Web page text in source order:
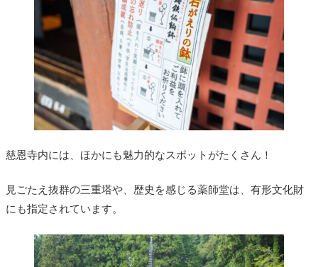
慈恩寺内には、ほかにも魅力的なスポットがたくさん！
見ごたえ抜群の三重塔や、歴史を感じる薬師堂は、有形文化財
にも指定されています。